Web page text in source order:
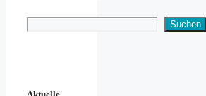
Suchen Suchen